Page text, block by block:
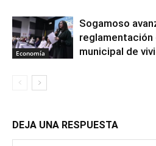
Economía
Sogamoso
municipal de
DEJA UNA RESPUESTA